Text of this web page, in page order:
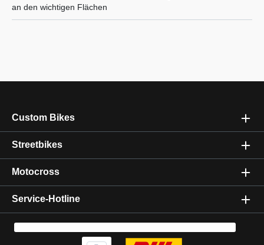
an den wichtigen Flächen
Custom Bikes
Streetbikes
Motocross
Service-Hotline